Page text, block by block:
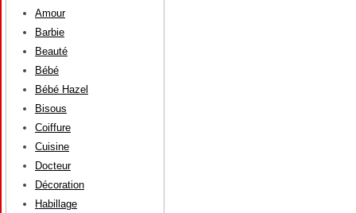
Amour
Barbie
Beauté
Bébé
Bébé Hazel
Bisous
Coiffure
Cuisine
Docteur
Décoration
Habillage